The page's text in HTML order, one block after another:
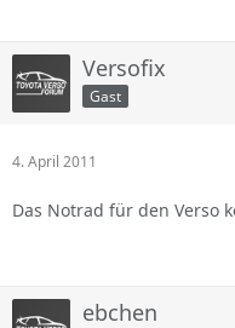
Versofix
Gast
4. April 2011
Das Notrad für den Verso
ebchen